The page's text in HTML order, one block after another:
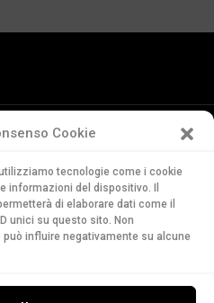
Cookie
tecnologie come i cookie
informazioni del dispositivo. Il
di elaborare dati come il
unici su questo sito. Non
influire negativamente su alcune
Italiana
9
Lugano
960 30 40